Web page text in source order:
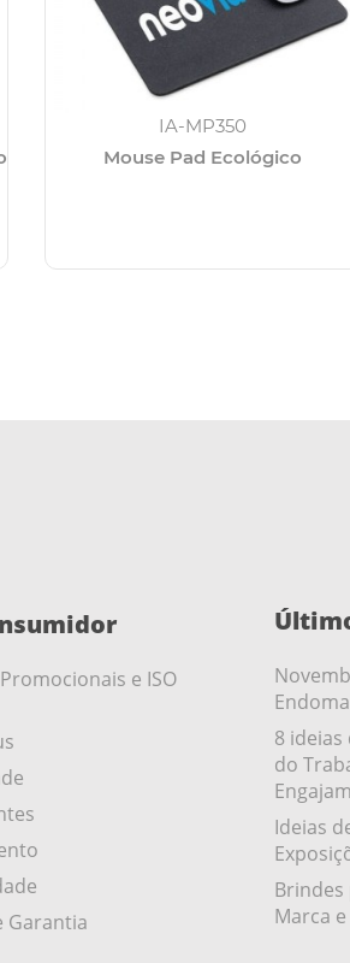
IA-MP350
Mouse Pad Ecológico
e ISO
Garantia
8
do
Ideias
Marca